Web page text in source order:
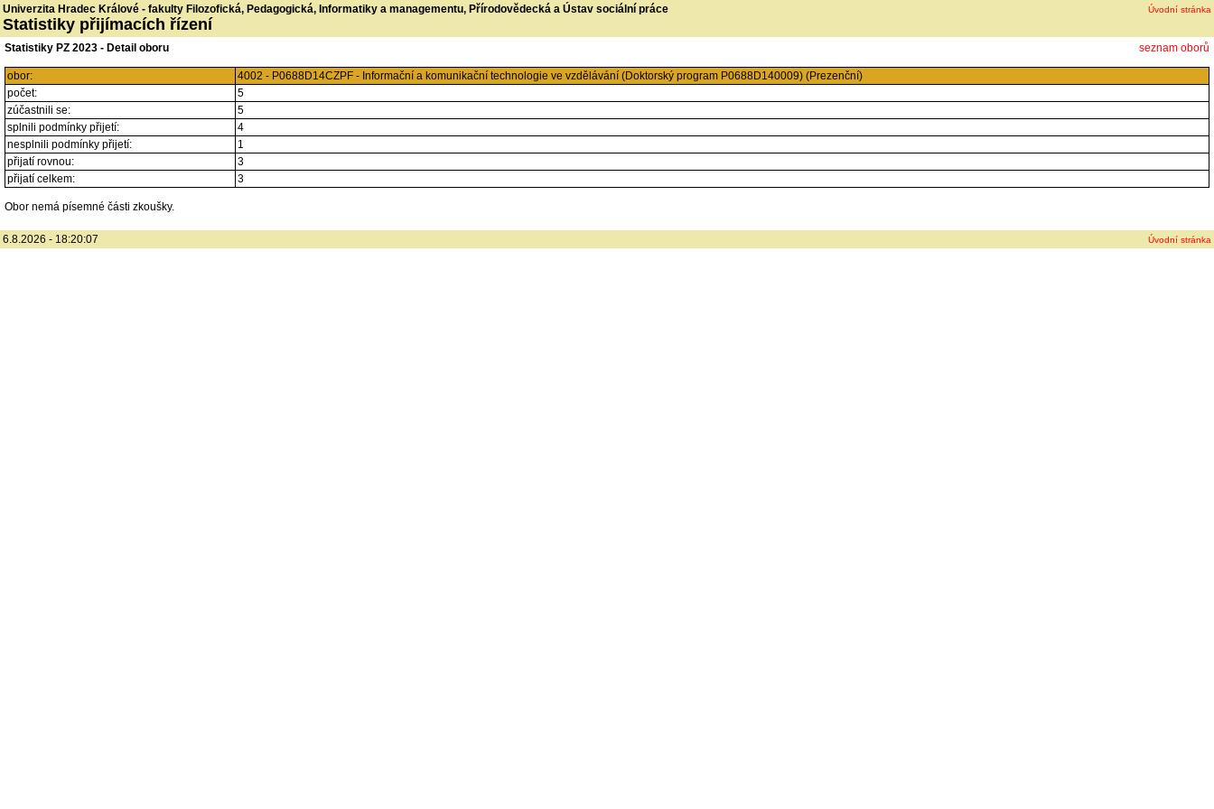
Univerzita Hradec Králové - fakulty Filozofická, Pedagogická, Informatiky a managementu, Přírodovědecká a Ústav sociální práce
Statistiky přijímacích řízení
Úvodní stránka
seznam oborů
Statistiky PZ 2023 - Detail oboru
obor:
4002 - P0688D14CZPF - Informační a komunikační technologie ve vzdělávání (Doktorský program P0688D140009) (Prezenční)
počet:
5
zúčastnili se:
5
splnili podmínky přijetí:
4
nesplnili podmínky přijetí:
1
přijatí rovnou:
3
přijatí celkem:
3
Obor nemá písemné části zkoušky.
6.8.2026 - 18:20:07 Úvodní stránka